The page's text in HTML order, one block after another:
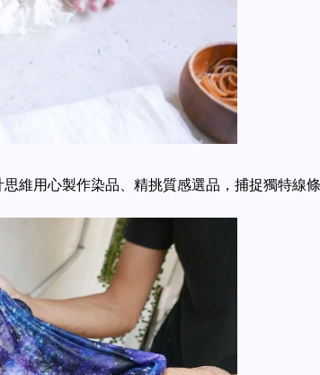
維用心製作染品、精挑質感選品，捕捉獨特線